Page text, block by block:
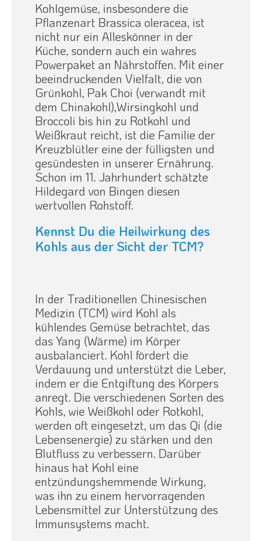
Kohlgemüse, insbesondere die
Pflanzenart Brassica oleracea, ist
nicht nur ein Alleskönner in der
Küche, sondern auch ein wahres
Powerpaket an Nährstoffen. Mit einer
beeindruckenden Vielfalt, die von
Grünkohl, Pak Choi (verwandt mit
dem Chinakohl),Wirsingkohl und
Broccoli bis hin zu Rotkohl und
Weißkraut reicht, ist die Familie der
Kreuzblütler eine der fülligsten und
gesündesten in unserer Ernährung.
Schon im 11. Jahrhundert schätzte
Hildegard von Bingen diesen
wertvollen Rohstoff.
Kennst Du die Heilwirkung des
Kohls aus der Sicht der TCM?
In der Traditionellen Chinesischen
Medizin (TCM) wird Kohl als
kühlendes Gemüse betrachtet, das
das Yang (Wärme) im Körper
ausbalanciert. Kohl fördert die
Verdauung und unterstützt die Leber,
indem er die Entgiftung des Körpers
anregt. Die verschiedenen Sorten des
Kohls, wie Weißkohl oder Rotkohl,
werden oft eingesetzt, um das Qi (die
Lebensenergie) zu stärken und den
Blutfluss zu verbessern. Darüber
hinaus hat Kohl eine
entzündungshemmende Wirkung,
was ihn zu einem hervorragenden
Lebensmittel zur Unterstützung des
Immunsystems macht.